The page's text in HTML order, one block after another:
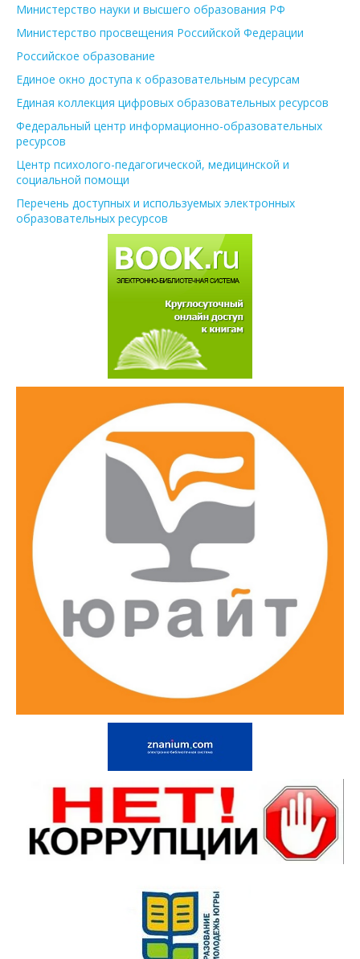
Министерство науки и высшего образования РФ
Министерство просвещения Российской Федерации
Российское образование
Единое окно доступа к образовательным ресурсам
Единая коллекция цифровых образовательных ресурсов
Федеральный центр информационно-образовательных
ресурсов
Центр психолого-педагогической, медицинской и
социальной помощи
Перечень доступных и используемых электронных
образовательных ресурсов